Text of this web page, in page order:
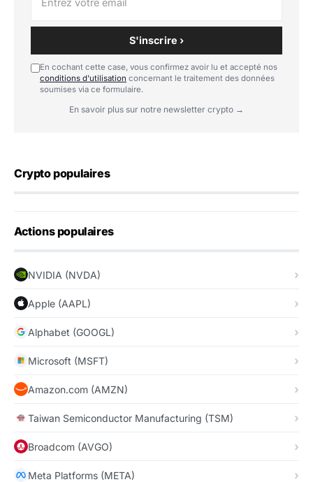
S'inscrire ›
En cochant cette case, vous confirmez avoir lu et accepté nos
conditions d'utilisation concernant le traitement des données
soumises via ce formulaire.
En savoir plus sur notre newsletter crypto →
Crypto populaires
Actions populaires
NVIDIA (NVDA)
Apple (AAPL)
Alphabet (GOOGL)
Microsoft (MSFT)
Amazon.com (AMZN)
Taiwan Semiconductor Manufacturing (TSM)
Broadcom (AVGO)
Meta Platforms (META)